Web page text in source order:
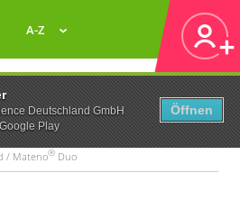
Deutschland GmbH
Play
Öffnen
A-Z
/ Mateno® Duo